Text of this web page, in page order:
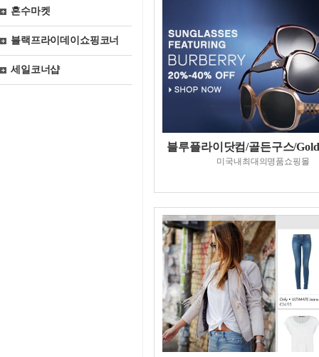
혼수마켓
블랙프라이데이쇼핑코너
세일코너샵
블루플라이닷컴/골든구스/
미국내최대의명품쇼핑몰